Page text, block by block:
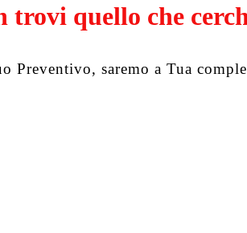
trovi quello che
Preventivo, saremo a Tua